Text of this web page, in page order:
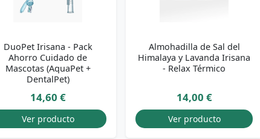
DuoPet Irisana - Pack
Ahorro Cuidado de
Mascotas (AquaPet +
DentalPet)
14,60 €
Ver producto
Almohadilla de Sal del
Himalaya y Lavanda Irisana
- Relax Térmico
14,00 €
Ver producto